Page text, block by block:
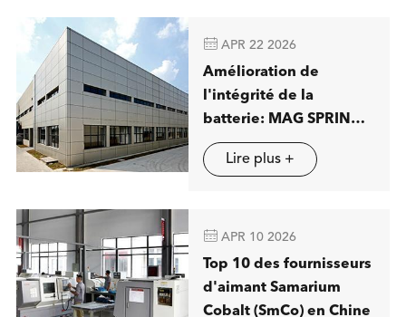
 APR 22 2026
Amélioration de
l'intégrité de la
batterie: MAG SPRING
présentera des
solutions avancées de
Lire plus +
 APR 10 2026
Top 10 des fournisseurs
d'aimant Samarium
Cobalt (SmCo) en Chine